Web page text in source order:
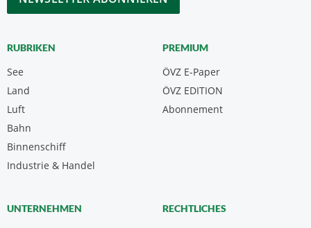
RUBRIKEN
See
Land
Luft
Bahn
Binnenschiff
Industrie & Handel
PREMIUM
ÖVZ E-Paper
Abonnement
ÖVZ EDITION
UNTERNEHMEN RECHTLICHES